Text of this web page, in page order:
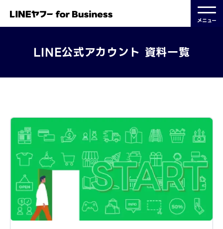
メニュー
LINE公式アカウント 資料一覧